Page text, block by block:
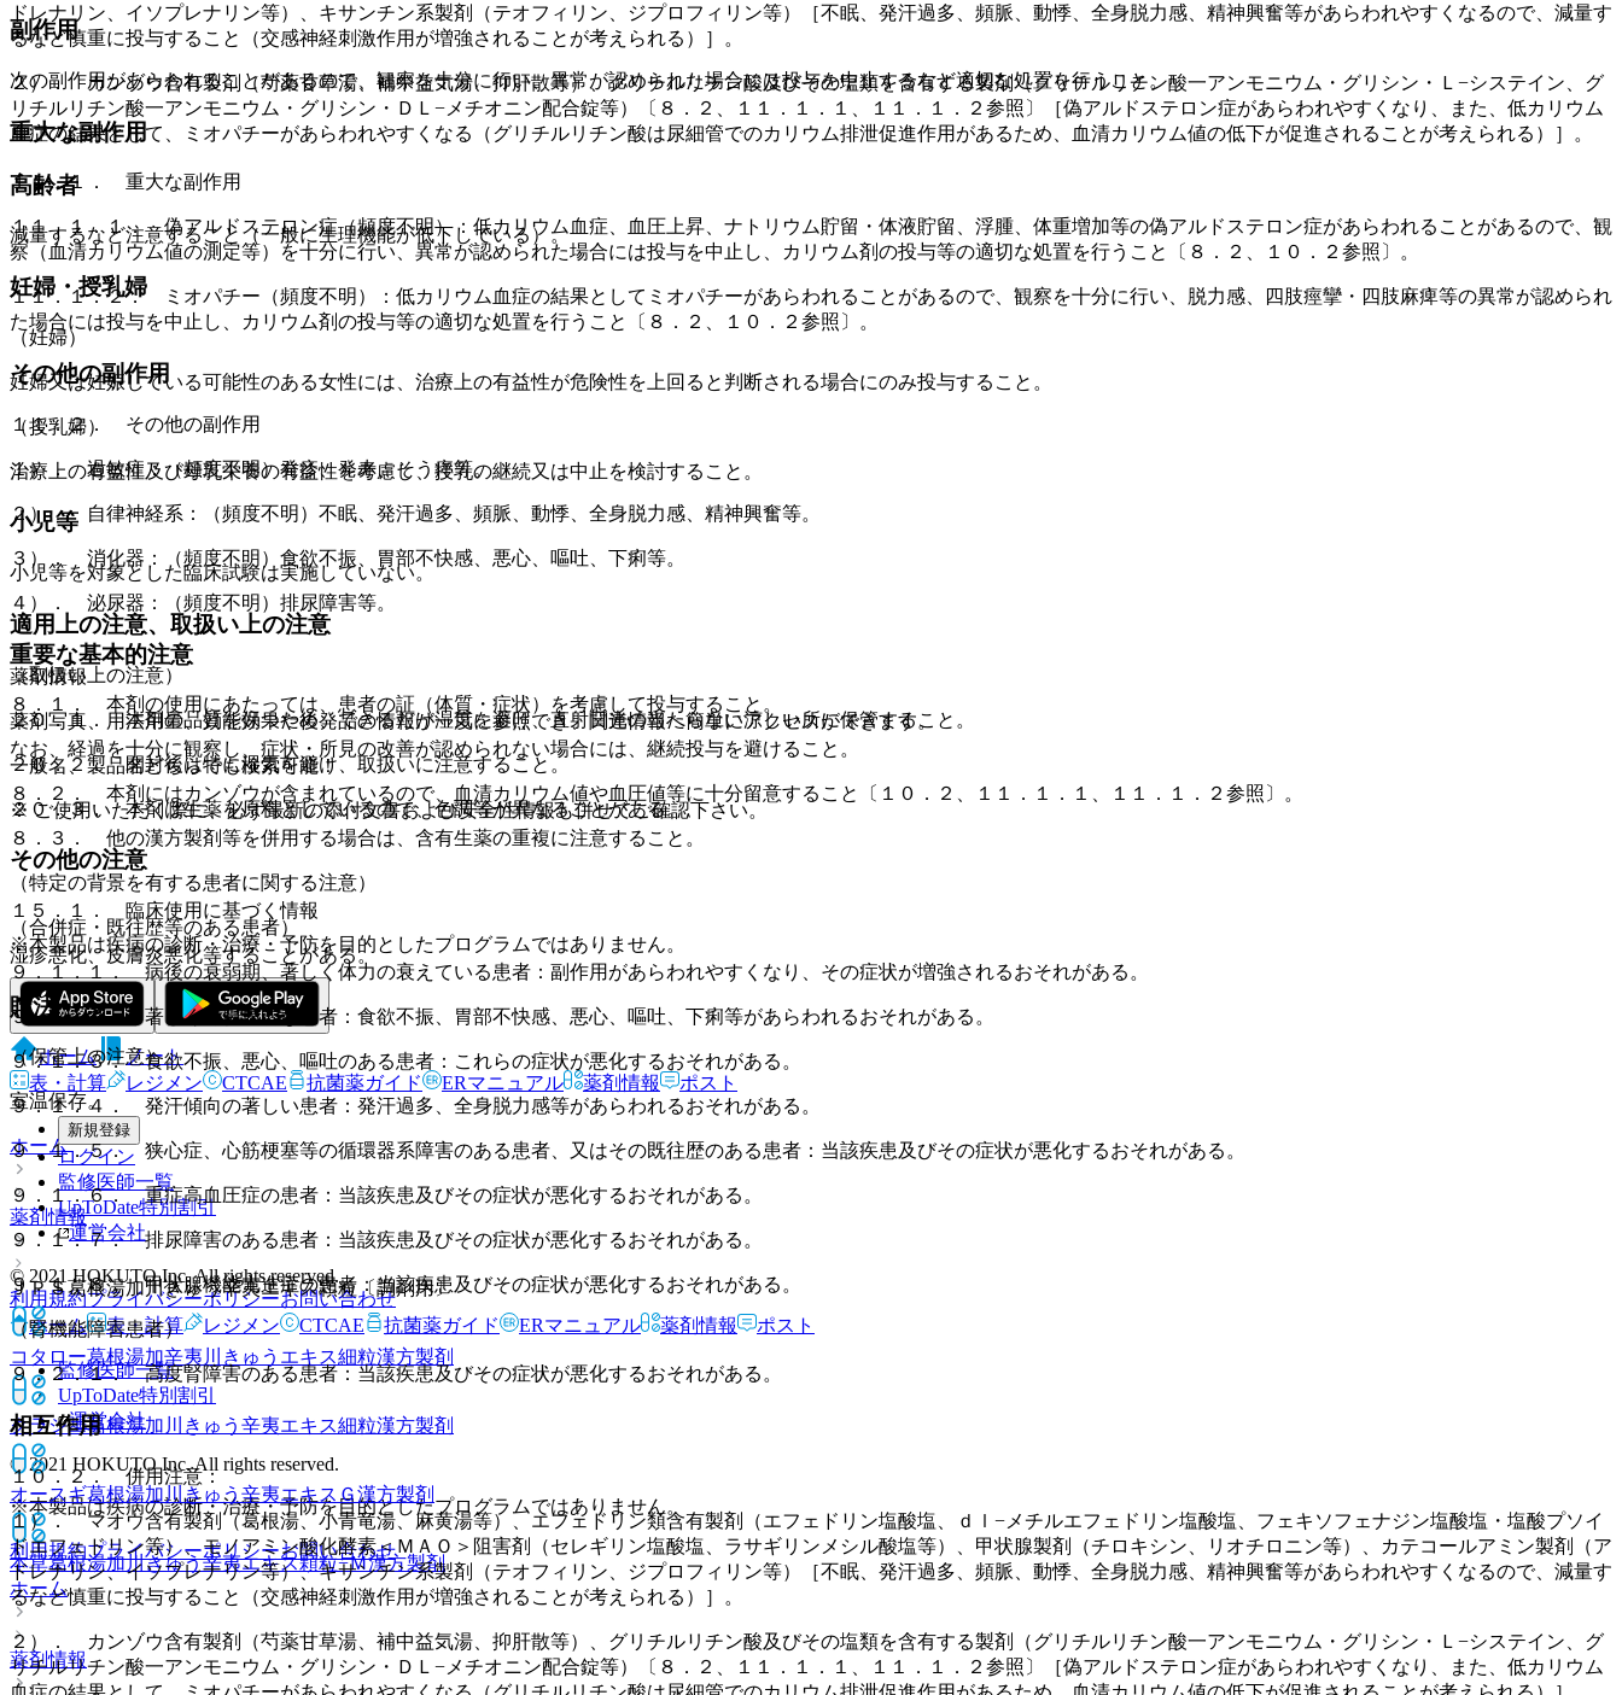
ドレナリン、イソプレナリン等）、キサンチン系製剤（テオフィリン、ジプロフィリン等）［不眠、発汗過多、頻脈、動悸、全身脱力感、精神興奮等があらわれやすくなるので、減量す
るなど慎重に投与すること（交感神経刺激作用が増強されることが考えられる）］。
２）． カンゾウ含有製剤（芍薬甘草湯、補中益気湯、抑肝散等）、グリチルリチン酸及びその塩類を含有する製剤（グリチルリチン酸一アンモニウム・グリシン・Ｌ−システイン、グ
リチルリチン酸一アンモニウム・グリシン・ＤＬ−メチオニン配合錠等）〔８．２、１１．１．１、１１．１．２参照〕［偽アルドステロン症があらわれやすくなり、また、低カリウム
血症の結果として、ミオパチーがあらわれやすくなる（グリチルリチン酸は尿細管でのカリウム排泄促進作用があるため、血清カリウム値の低下が促進されることが考えられる）］。
高齢者
減量するなど注意すること（一般に生理機能が低下している）。
妊婦・授乳婦
（妊婦）
妊婦又は妊娠している可能性のある女性には、治療上の有益性が危険性を上回ると判断される場合にのみ投与すること。
（授乳婦）
治療上の有益性及び母乳栄養の有益性を考慮し、授乳の継続又は中止を検討すること。
小児等
小児等を対象とした臨床試験は実施していない。
適用上の注意、取扱い上の注意
（取扱い上の注意）
２０．１． 本剤の品質を保つため、できるだけ湿気を避け、直射日光の当たらない涼しい所に保管すること。
２０．２． 開封後は特に湿気を避け、取扱いに注意すること。
２０．３． 本剤は生薬を原料としているので、色調等が異なることがある。
その他の注意
１５．１． 臨床使用に基づく情報
湿疹悪化、皮膚炎悪化等することがある。
貯法
（保管上の注意）
室温保存。
ホーム
薬剤情報
ＪＰＳ葛根湯加川きゅう辛夷エキス顆粒〔調剤用〕
コタロー葛根湯加辛夷川きゅうエキス細粒漢方製剤
クラシエ葛根湯加川きゅう辛夷エキス細粒漢方製剤
オースギ葛根湯加川きゅう辛夷エキスＧ漢方製剤
本草葛根湯加川きゅう辛夷エキス顆粒−Ｍ漢方製剤
ホーム
薬剤情報
副作用
次の副作用があらわれることがあるので、観察を十分に行い、異常が認められた場合には投与を中止するなど適切な処置を行うこと。
重大な副作用
１１．１． 重大な副作用
１１．１．１． 偽アルドステロン症（頻度不明）：低カリウム血症、血圧上昇、ナトリウム貯留・体液貯留、浮腫、体重増加等の偽アルドステロン症があらわれることがあるので、観
察（血清カリウム値の測定等）を十分に行い、異常が認められた場合には投与を中止し、カリウム剤の投与等の適切な処置を行うこと〔８．２、１０．２参照〕。
１１．１．２． ミオパチー（頻度不明）：低カリウム血症の結果としてミオパチーがあらわれることがあるので、観察を十分に行い、脱力感、四肢痙攣・四肢麻痺等の異常が認められ
た場合には投与を中止し、カリウム剤の投与等の適切な処置を行うこと〔８．２、１０．２参照〕。
その他の副作用
１１．２． その他の副作用
１）． 過敏症：（頻度不明）発疹、発赤、そう痒等。
２）． 自律神経系：（頻度不明）不眠、発汗過多、頻脈、動悸、全身脱力感、精神興奮等。
３）． 消化器：（頻度不明）食欲不振、胃部不快感、悪心、嘔吐、下痢等。
４）． 泌尿器：（頻度不明）排尿障害等。
重要な基本的注意
８．１． 本剤の使用にあたっては、患者の証（体質・症状）を考慮して投与すること。
なお、経過を十分に観察し、症状・所見の改善が認められない場合には、継続投与を避けること。
８．２． 本剤にはカンゾウが含まれているので、血清カリウム値や血圧値等に十分留意すること〔１０．２、１１．１．１、１１．１．２参照〕。
８．３． 他の漢方製剤等を併用する場合は、含有生薬の重複に注意すること。
（特定の背景を有する患者に関する注意）
（合併症・既往歴等のある患者）
９．１．１． 病後の衰弱期、著しく体力の衰えている患者：副作用があらわれやすくなり、その症状が増強されるおそれがある。
９．１．２． 著しく胃腸虚弱な患者：食欲不振、胃部不快感、悪心、嘔吐、下痢等があらわれるおそれがある。
９．１．３． 食欲不振、悪心、嘔吐のある患者：これらの症状が悪化するおそれがある。
９．１．４． 発汗傾向の著しい患者：発汗過多、全身脱力感等があらわれるおそれがある。
９．１．５． 狭心症、心筋梗塞等の循環器系障害のある患者、又はその既往歴のある患者：当該疾患及びその症状が悪化するおそれがある。
９．１．６． 重症高血圧症の患者：当該疾患及びその症状が悪化するおそれがある。
９．１．７． 排尿障害のある患者：当該疾患及びその症状が悪化するおそれがある。
９．１．８． 甲状腺機能亢進症の患者：当該疾患及びその症状が悪化するおそれがある。
（腎機能障害患者）
９．２．１． 高度腎障害のある患者：当該疾患及びその症状が悪化するおそれがある。
相互作用
１０．２． 併用注意：
１）． マオウ含有製剤（葛根湯、小青竜湯、麻黄湯等）、エフェドリン類含有製剤（エフェドリン塩酸塩、ｄｌ−メチルエフェドリン塩酸塩、フェキソフェナジン塩酸塩・塩酸プソイ
ドエフェドリン等）、モノアミン酸化酵素＜ＭＡＯ＞阻害剤（セレギリン塩酸塩、ラサギリンメシル酸塩等）、甲状腺製剤（チロキシン、リオチロニン等）、カテコールアミン製剤（ア
ドレナリン、イソプレナリン等）、キサンチン系製剤（テオフィリン、ジプロフィリン等）［不眠、発汗過多、頻脈、動悸、全身脱力感、精神興奮等があらわれやすくなるので、減量す
るなど慎重に投与すること（交感神経刺激作用が増強されることが考えられる）］。
２）． カンゾウ含有製剤（芍薬甘草湯、補中益気湯、抑肝散等）、グリチルリチン酸及びその塩類を含有する製剤（グリチルリチン酸一アンモニウム・グリシン・Ｌ−システイン、グ
リチルリチン酸一アンモニウム・グリシン・ＤＬ−メチオニン配合錠等）〔８．２、１１．１．１、１１．１．２参照〕［偽アルドステロン症があらわれやすくなり、また、低カリウム
薬剤情報
薬剤写真、用法用量、効能効果や後発品の情報が一度に参照でき、関連情報へ簡単にアクセスができます。
一般名、製品名どちらでも検索可能！
※ ご使用いただく際に、必ず最新の添付文書および安全性情報も併せてご確認下さい。
※本製品は疾病の診断・治療・予防を目的としたプログラムではありません。
ホーム
ノート
表・計算
レジメン CTCAE 抗菌薬ガイド ERマニュアル 薬剤情報 ポスト
新規登録
ログイン
監修医師一覧
UpToDate特別割引
運営会社
© 2021 HOKUTO Inc. All rights reserved.
利用規約プライバシーポリシーお問い合わせ
ホーム
表・計算 レジメン CTCAE 抗菌薬ガイド ERマニュアル 薬剤情報 ポスト
監修医師一覧
UpToDate特別割引
運営会社
© 2021 HOKUTO Inc. All rights reserved.
※本製品は疾病の診断・治療・予防を目的としたプログラムではありません。
利用規約プライバシーポリシーお問い合わせ